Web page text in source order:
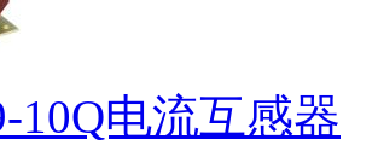
10Q电流互感器